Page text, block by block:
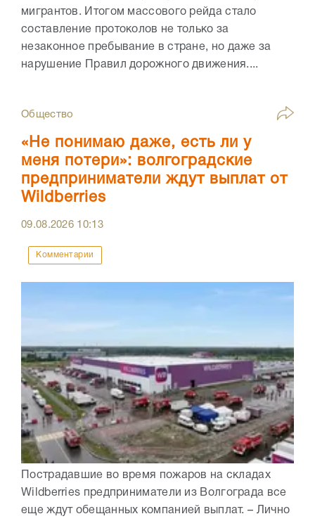
мигрантов. Итогом массового рейда стало
составление протоколов не только за
незаконное пребывание в стране, но даже за
нарушение Правил дорожного движения....
Общество
«Не понимаю даже, есть ли у
меня потери»: волгоградские
предприниматели ждут выплат от
Wildberries
09.08.2026 10:13
Комментарии
Пострадавшие во время пожаров на складах
Wildberries предприниматели из Волгограда все
еще ждут обещанных компанией выплат. – Лично